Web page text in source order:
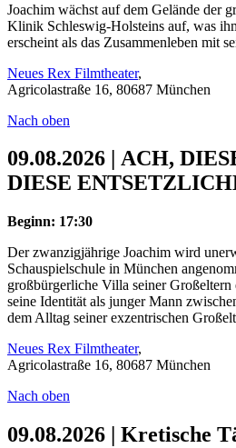
Joachim wächst auf dem Gelände der
Klinik Schleswig-Holsteins auf, was
erscheint als das Zusammenleben mit
Neues Rex Filmtheater,
Agricolastraße 16, 80687 München
Nach oben
09.08.2026 | ACH,
DIESE
Beginn: 17:30
Der zwanzigjährige Joachim wird
Schauspielschule in München
großbürgerliche Villa seiner Großeltern
seine Identität als junger Mann
dem Alltag seiner exzentrischen
Neues Rex Filmtheater,
Agricolastraße 16, 80687 München
Nach oben
09.08.2026 | Kretische